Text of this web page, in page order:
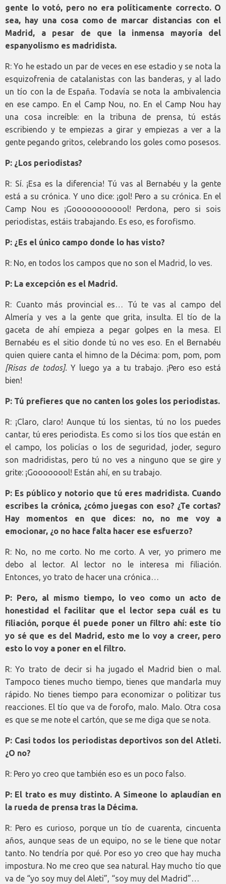
gente lo votó, pero no era políticamente correcto. O
sea, hay una cosa como de marcar distancias con el
Madrid, a pesar de que la inmensa mayoría del
espanyolismo es madridista.
R: Yo he estado un par de veces en ese estadio y se nota la
esquizofrenia de catalanistas con las banderas, y al lado
un tío con la de España. Todavía se nota la ambivalencia
en ese campo. En el Camp Nou, no. En el Camp Nou hay
una cosa increíble: en la tribuna de prensa, tú estás
escribiendo y te empiezas a girar y empiezas a ver a la
gente pegando gritos, celebrando los goles como posesos.
P: ¿Los periodistas?
R: Sí. ¡Esa es la diferencia! Tú vas al Bernabéu y la gente
está a su crónica. Y uno dice: ¡gol! Pero a su crónica. En el
Camp Nou es ¡Goooooooooool! Perdona, pero si sois
periodistas, estáis trabajando. Es eso, es forofismo.
P: ¿Es el único campo donde lo has visto?
R: No, en todos los campos que no son el Madrid, lo ves.
P: La excepción es el Madrid.
R: Cuanto más provincial es… Tú te vas al campo del
Almería y ves a la gente que grita, insulta. El tío de la
gaceta de ahí empieza a pegar golpes en la mesa. El
Bernabéu es el sitio donde tú no ves eso. En el Bernabéu
quien quiere canta el himno de la Décima: pom, pom, pom
[Risas de todos]. Y luego ya a tu trabajo. ¡Pero eso está
bien!
P: Tú prefieres que no canten los goles los periodistas.
R: ¡Claro, claro! Aunque tú los sientas, tú no los puedes
cantar, tú eres periodista. Es como si los tíos que están en
el campo, los policías o los de seguridad, joder, seguro
son madridistas, pero tú no ves a ninguno que se gire y
grite: ¡Goooooool! Están ahí, en su trabajo.
P: Es público y notorio que tú eres madridista. Cuando
escribes la crónica, ¿cómo juegas con eso? ¿Te cortas?
Hay momentos en que dices: no, no me voy a
emocionar, ¿o no hace falta hacer ese esfuerzo?
R: No, no me corto. No me corto. A ver, yo primero me
debo al lector. Al lector no le interesa mi filiación.
Entonces, yo trato de hacer una crónica…
P: Pero, al mismo tiempo, lo veo como un acto de
honestidad el facilitar que el lector sepa cuál es tu
filiación, porque él puede poner un filtro ahí: este tío
yo sé que es del Madrid, esto me lo voy a creer, pero
esto lo voy a poner en el filtro.
R: Yo trato de decir si ha jugado el Madrid bien o mal.
Tampoco tienes mucho tiempo, tienes que mandarla muy
rápido. No tienes tiempo para economizar o politizar tus
reacciones. El tío que va de forofo, malo. Malo. Otra cosa
es que se me note el cartón, que se me diga que se nota.
P: Casi todos los periodistas deportivos son del Atleti.
¿O no?
R: Pero yo creo que también eso es un poco falso.
P: El trato es muy distinto. A Simeone lo aplaudían en
la rueda de prensa tras la Décima.
R: Pero es curioso, porque un tío de cuarenta, cincuenta
años, aunque seas de un equipo, no se le tiene que notar
tanto. No tendría por qué. Por eso yo creo que hay mucha
impostura. No me creo que sea natural. Hay mucho tío que
va de “yo soy muy del Aleti”, “soy muy del Madrid”…